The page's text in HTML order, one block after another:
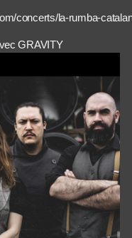
concerts/la-rumba-
GRAVITY